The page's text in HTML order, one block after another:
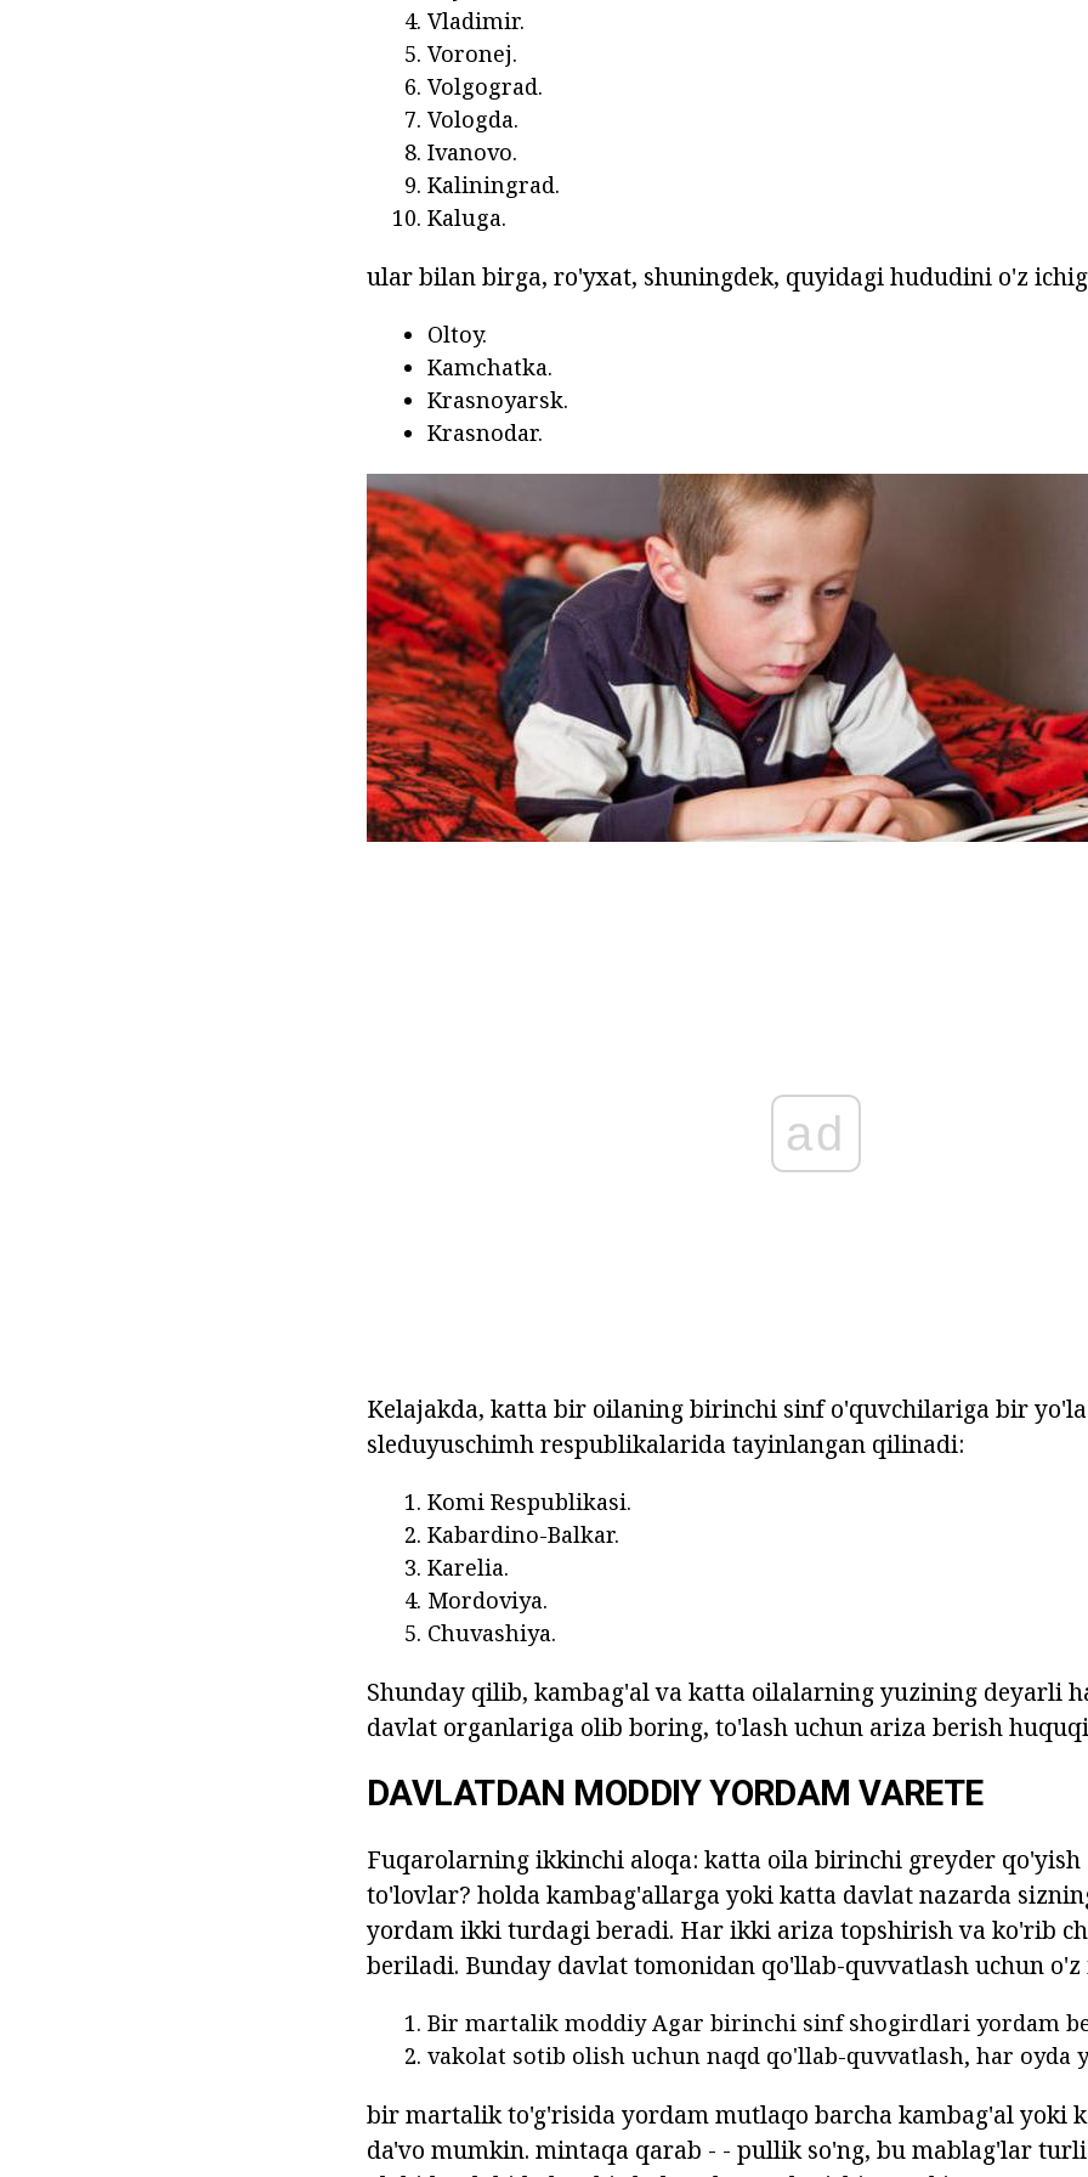
Vladimir.
Voronej.
Volgograd.
Vologda.
Ivanovo.
Kaliningrad.
Kaluga.
ular bilan birga, ro'yxat, shuningdek, quyidagi hududini o'z
Oltoy.
Kamchatka.
Krasnoyarsk.
Krasnodar.
ad
Kelajakda, katta bir oilaning birinchi sinf o'quvchilariga bir
sleduyuschimh respublikalarida tayinlangan qilinadi:
Komi Respublikasi.
Kabardino-Balkar.
Karelia.
Mordoviya.
Chuvashiya.
Shunday qilib, kambag'al va katta oilalarning yuzining deyarli
davlat organlariga olib boring, to'lash uchun ariza berish
DAVLATDAN MODDIY YORDAM VARETE
Fuqarolarning ikkinchi aloqa: katta oila birinchi greyder qo'yish
to'lovlar? holda kambag'allarga yoki katta davlat nazarda
yordam ikki turdagi beradi. Har ikki ariza topshirish va ko'rib
beriladi. Bunday davlat tomonidan qo'llab-quvvatlash uchun
Bir martalik moddiy Agar birinchi sinf shogirdlari yordam
vakolat sotib olish uchun naqd qo'llab-quvvatlash, har oyda
bir martalik to'g'risida yordam mutlaqo barcha kambag'al yoki
da'vo mumkin. mintaqa qarab - - pullik so'ng, bu mablag'lar